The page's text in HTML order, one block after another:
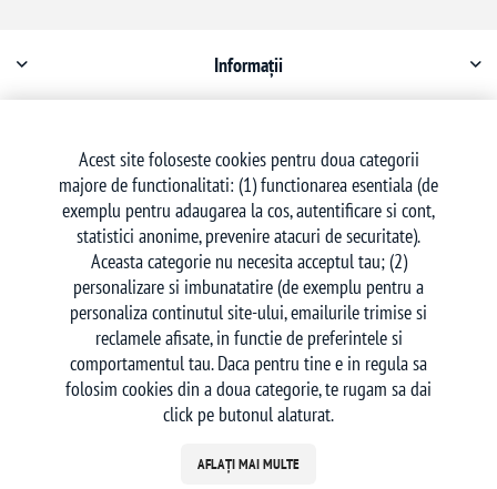
Informații
Serviciu clienți
Urmăriți-ne
Acest site foloseste cookies pentru doua categorii
majore de functionalitati: (1) functionarea esentiala (de
exemplu pentru adaugarea la cos, autentificare si cont,
statistici anonime, prevenire atacuri de securitate).
Aceasta categorie nu necesita acceptul tau; (2)
personalizare si imbunatatire (de exemplu pentru a
personaliza continutul site-ului, emailurile trimise si
reclamele afisate, in functie de preferintele si
comportamentul tau. Daca pentru tine e in regula sa
folosim cookies din a doua categorie, te rugam sa dai
click pe butonul alaturat.
AFLAȚI MAI MULTE